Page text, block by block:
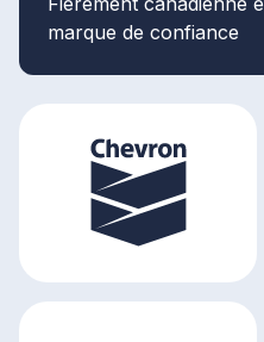
marque de confiance